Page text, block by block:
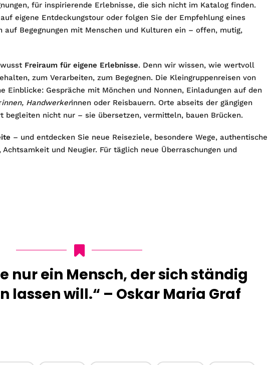
für inspirierende Erlebnisse, die sich nicht im Katalog finden.
eigene Entdeckungstour oder folgen Sie der Empfehlung eines
auf Begegnungen mit Menschen und Kulturen ein – offen, mutig,
Freiraum für eigene Erlebnisse. Denn wir wissen, wie wertvoll
zum Verarbeiten, zum Begegnen. Die Kleingruppenreisen von
Einblicke: Gespräche mit Mönchen und Nonnen, Einladungen auf den
innen, Handwerkerinnen oder Reisbauern. Orte abseits der gängigen
begleiten nicht nur – sie übersetzen, vermitteln, bauen Brücken.
– und entdecken Sie neue Reiseziele, besondere Wege, authentische
Achtsamkeit und Neugier. Für täglich neue Überraschungen und
nur ein Mensch, der sich ständig
lassen will.“ – Oskar Maria Graf